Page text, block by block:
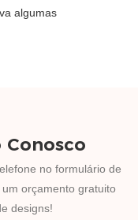
algumas
no formulário de
orçamento gratuito
designs!